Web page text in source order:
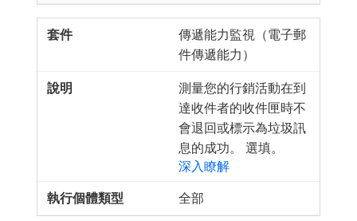
傳遞能力監視（電子郵
件傳遞能力）
測量您的行銷活動在到
達收件者的收件匣時不
會退回或標示為垃圾訊
息的成功。 選填。
深入瞭解
全部